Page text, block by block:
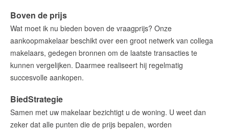
De waarde van uw woning
Voorverkoop & Stille Verkoop
Aankoopbemiddeling
Haalbaarheidscertificaat
Gratis Haalbaarheidscheck
Rondje van het Huis
Plan uw bezichtiging online
Boven de prijs
Wat moet ik nu bieden boven de vraagprijs? Onze
aankoopmakelaar beschikt over een groot netwerk van collega
makelaars, gedegen bronnen om de laatste transacties te
kunnen vergelijken. Daarmee realiseert hij regelmatig
succesvolle aankopen.
BiedStrategie
Samen met uw makelaar bezichtigt u de woning. U weet dan
zeker dat alle punten die de prijs bepalen, worden